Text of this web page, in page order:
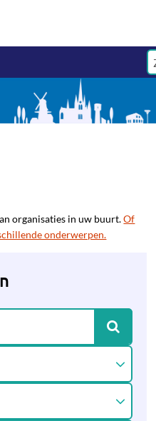
organisaties in uw buurt.Of
onderwerpen.